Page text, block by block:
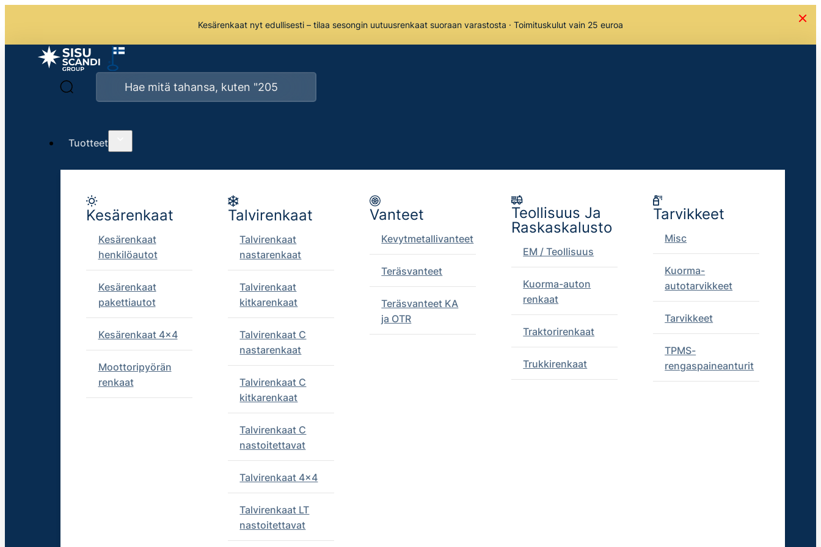
Kesärenkaat nyt edullisesti – tilaa sesongin uutuusrenkaat suoraan varastosta · Toimituskulut vain 25 euroa
Tuotteet
Kesärenkaat
Kesärenkaat
henkilöautot
Kesärenkaat
pakettiautot
Kesärenkaat 4x4
Moottoripyörän
renkaat
Talvirenkaat
Talvirenkaat
nastarenkaat
Talvirenkaat
kitkarenkaat
Talvirenkaat C
nastarenkaat
Talvirenkaat C
kitkarenkaat
Talvirenkaat C
nastoitettavat
Talvirenkaat 4x4
Talvirenkaat LT
nastoitettavat
Vanteet
Kevytmetallivanteet
Teräsvanteet
Teräsvanteet KA
ja OTR
Teollisuus Ja
Raskaskalusto
EM / Teollisuus
Kuorma-auton
renkaat
Traktorirenkaat
Trukkirenkaat
Tarvikkeet
Misc
Kuorma-
autotarvikkeet
Tarvikkeet
TPMS-
rengaspaineanturit